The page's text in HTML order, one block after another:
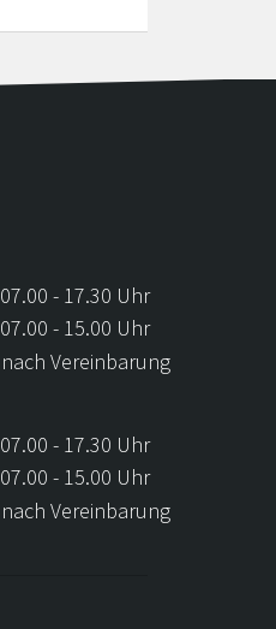
07.00 - 17.30 Uhr
07.00 - 15.00 Uhr
nach Vereinbarung
07.00 - 17.30 Uhr
07.00 - 15.00 Uhr
nach Vereinbarung